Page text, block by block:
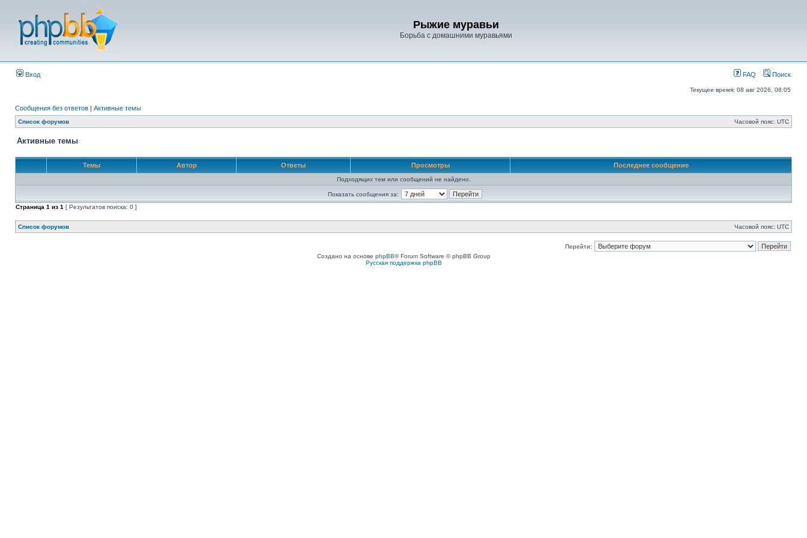
Рыжие муравьи
Борьба с домашними муравьями
Вход FAQ Поиск
Текущее время: 08 авг 2026, 08:05
Сообщения без ответов | Активные темы
Список форумов Часовой пояс: UTC
Активные темы
Темы Автор Ответы Просмотры Последнее сообщение
Подходящих тем или сообщений не найдено.
Показать сообщения за:
Страница 1 из 1 [ Результатов поиска: 0 ]
Список форумов Часовой пояс: UTC
Перейти:
Создано на основе phpBB® Forum Software © phpBB Group
Русская поддержка phpBB